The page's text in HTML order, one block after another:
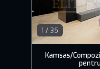
1 / 35
Kamsas/